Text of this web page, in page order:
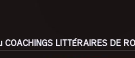
LITTÉRAIRES DE